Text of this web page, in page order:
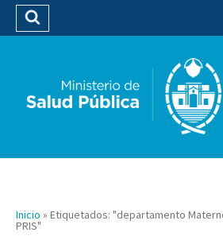
Biblioteca
Buscar
Inicio » Etiquetados: "departamento
PRIS"